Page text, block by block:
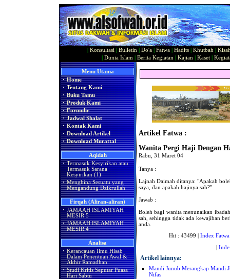
Konsultasi Bulletin Do'a Fatwa Hadits Khutbah
Dunia Islam Berita Kegiatan Kajian Kaset|
Menu Utama
· Home
· Tentang Kami
· Buku Tamu
· Produk Kami
· Formulir
· Jadwal Shalat
· Kontak Kami
· Download Artikel
· Download Murattal
Aqidah
· Termasuk Kesyirikan atau
Termasuk Sarana
Kesyirikan (1)
· Menghina Sesuatu yang
Mengandung Dzikrullah
Firqah (Aliran-aliran)
· JAMAAH ISLAMIYAH
MESIR 5
· JAMAAH ISLAMIYAH
MESIR 4
Analisa
· Kerancauan Ilmu Hisab
Dalam Penentuan Awal &
Akhir Ramadhan
· Studi Kritis Seputar Puasa
Hari Sabtu
Artikel Fatwa :
Wanita Pergi Haji Dengan
Rabu, 31 Maret 04
Tanya :
Lajnah Daimah ditanya: "Apakah
saya, dan apakah hajinya sah?"
Jawab :
Boleh bagi wanita menunaikan
sah, sehingga tidak ada kewajiban
anda.
Hit : 43499 | Index Fatwa
|
Artikel lainnya:
Mandi Junub Merangkap Mandi
Nifas